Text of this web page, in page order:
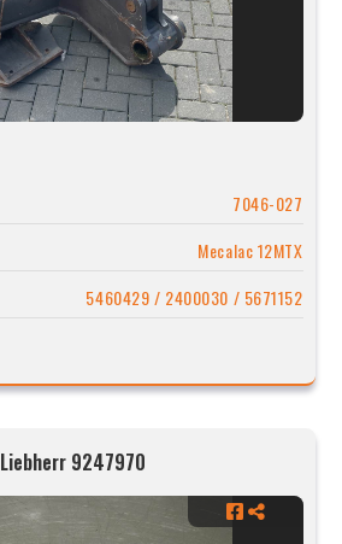
7046-027
Mecalac 12MTX
5460429 / 2400030 / 5671152
Liebherr 9247970